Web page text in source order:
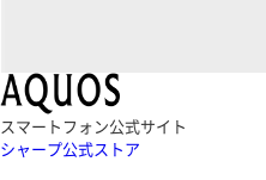
スマートフォン公式サイト
シャープ公式ストア